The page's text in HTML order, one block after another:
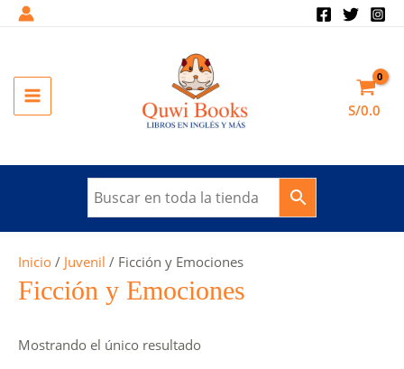
MAIN
S/0.0
Inicio / Juvenil / Ficción y Emociones
Ficción y Emociones
Mostrando el único resultado